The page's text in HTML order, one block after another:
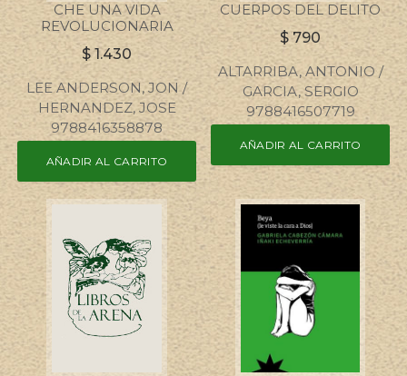
CHE UNA VIDA
REVOLUCIONARIA
$1.430
LEE ANDERSON, JON /
HERNANDEZ, JOSE
9788416358878
AÑADIR AL CARRITO
CUERPOS DEL DELITO
$790
ALTARRIBA, ANTONIO /
GARCIA, SERGIO
9788416507719
AÑADIR AL CARRITO